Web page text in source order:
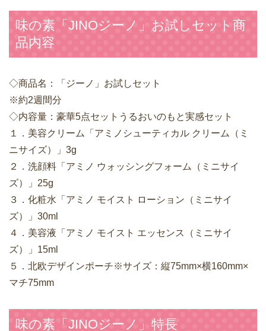
味の素「JINOジーノ」お試しセット商
品内容
◇商品名：「ジーノ」お試しセット
※約2週間分
◇内容量：豪華5点セットうるおいのもと実感セット
１．美容クリーム「アミノシューティカル クリーム（ミ
ニサイズ）」3g
２．洗顔料「アミノ ウォッシングフォーム（ミニサイ
ズ）」25g
３．化粧水「アミノ モイスト ローション（ミニサイ
ズ）」30ml
４．美容液「アミノ モイスト エッセンス（ミニサイ
ズ）」15ml
５．北欧デザインポーチ※サイズ：縦75mm×横160mm×
マチ75mm
味の素「JINOジーノ」特長